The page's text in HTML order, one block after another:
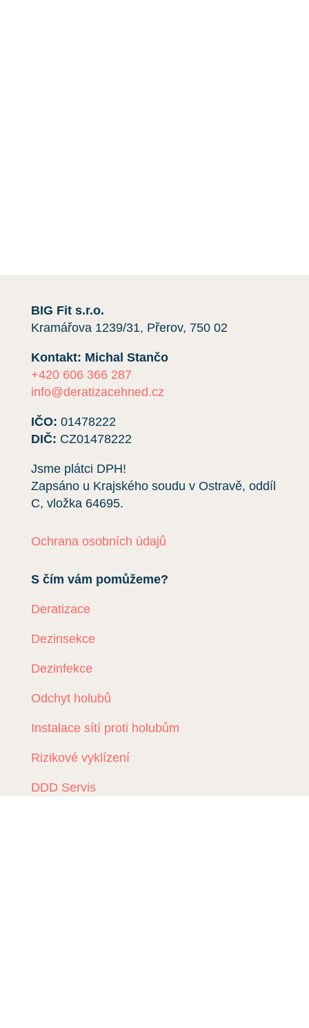
BIG Fit s.r.o.
Kramářova 1239/31, Přerov, 750 02
Kontakt: Michal Stančo
+420 606 366 287
info@deratizacehned.cz
IČO: 01478222
DIČ: CZ01478222
Jsme plátci DPH!
Zapsáno u Krajského soudu v Ostravě, oddíl
C, vložka 64695.
Ochrana osobních údajů
S čím vám pomůžeme?
Deratizace
Dezinsekce
Dezinfekce
Odchyt holubů
Instalace sítí proti holubům
Rizikové vyklízení
DDD Servis